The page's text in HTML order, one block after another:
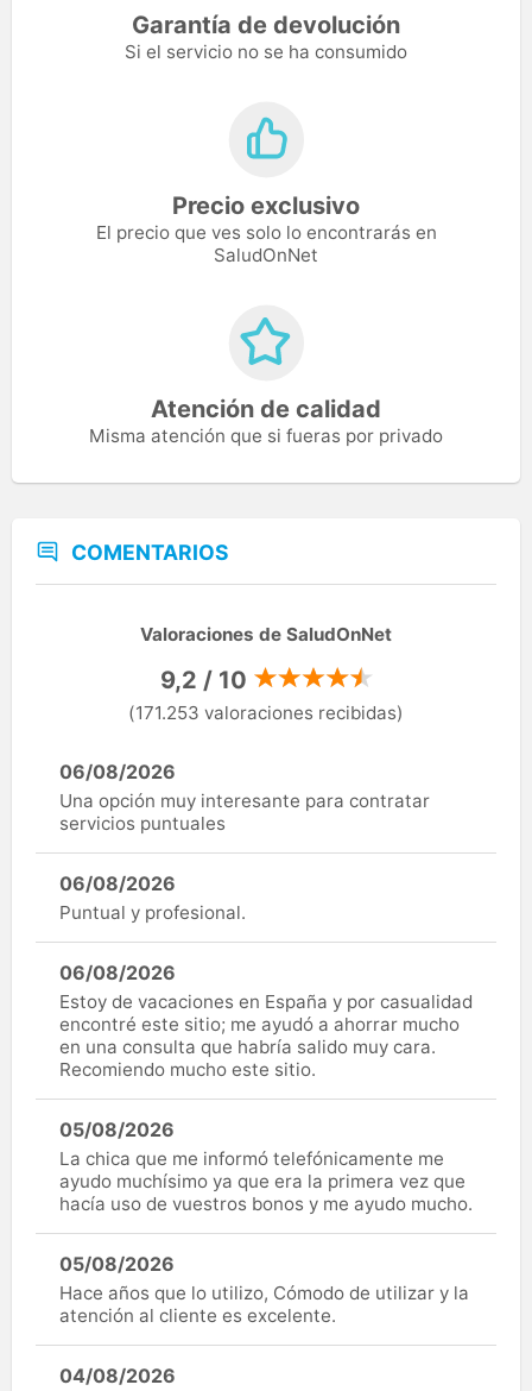
Garantía de devolución
Si el servicio no se ha consumido
Precio exclusivo
El precio que ves solo lo encontrarás en
SaludOnNet
Atención de calidad
Misma atención que si fueras por privado
COMENTARIOS
Valoraciones de SaludOnNet
9,2 / 10
(171.253 valoraciones recibidas)
06/08/2026
Una opción muy interesante para contratar
servicios puntuales
06/08/2026
Puntual y profesional.
06/08/2026
Estoy de vacaciones en España y por casualidad
encontré este sitio; me ayudó a ahorrar mucho
en una consulta que habría salido muy cara.
Recomiendo mucho este sitio.
05/08/2026
La chica que me informó telefónicamente me
ayudo muchísimo ya que era la primera vez que
hacía uso de vuestros bonos y me ayudo mucho.
05/08/2026
Hace años que lo utilizo, Cómodo de utilizar y la
atención al cliente es excelente.
04/08/2026